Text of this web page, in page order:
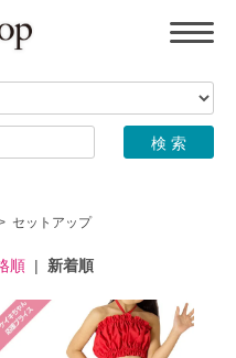
セットアップ
順| 新着順